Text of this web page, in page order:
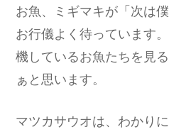
お魚、ミギマキが「次は
お行儀よく待っています
機しているお魚たちを見
ぁと思います。
マツカサウオは、わかり